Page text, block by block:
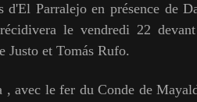
d'El Parralejo en présence de
le vendredi 22
Justo et Tomás Rufo.
le fer du Conde de